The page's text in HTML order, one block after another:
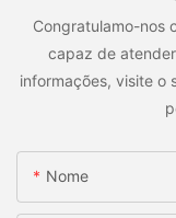
Congratulamo-nos
capaz de
informações, visite o
Nome